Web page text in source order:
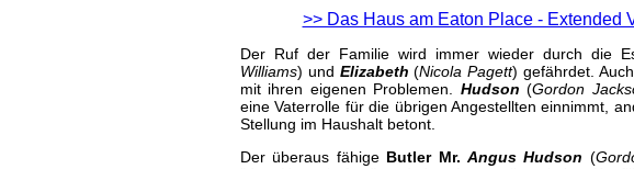
>> Das Haus am Eaton Place - Extended
Der Ruf der Familie wird immer wieder durch die
Williams) und Elizabeth(Nicola Pagett) gefährdet.
mit ihren eigenen Problemen. Hudson(Gordon
eine Vaterrolle für die übrigen Angestellten einnimmt,
Stellung im Haushalt betont.
Der überaus fähige Butler Mr. Angus Hudson (